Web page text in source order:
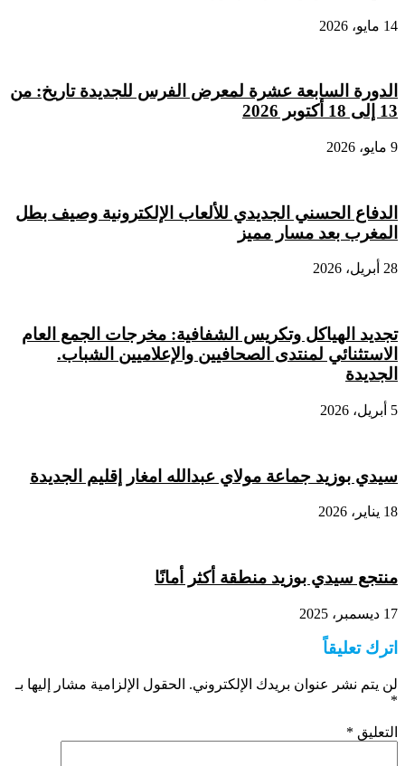
14 مايو، 2026
الدورة السابعة عشرة لمعرض الفرس للجديدة تاريخ: من
13 إلى 18 أكتوبر 2026
9 مايو، 2026
الدفاع الحسني الجديدي للألعاب الإلكترونية وصيف بطل
المغرب بعد مسار مميز
28 أبريل، 2026
تجديد الهياكل وتكريس الشفافية: مخرجات الجمع العام
الاستثنائي لمنتدى الصحافيين والإعلاميين الشباب.
الجديدة
5 أبريل، 2026
سيدي بوزيد جماعة مولاي عبدالله امغار إقليم الجديدة
18 يناير، 2026
منتجع سيدي بوزيد منطقة أكثر أمانًا
17 ديسمبر، 2025
اترك تعليقاً
لن يتم نشر عنوان بريدك الإلكتروني. الحقول الإلزامية مشار إليها بـ
*
التعليق *